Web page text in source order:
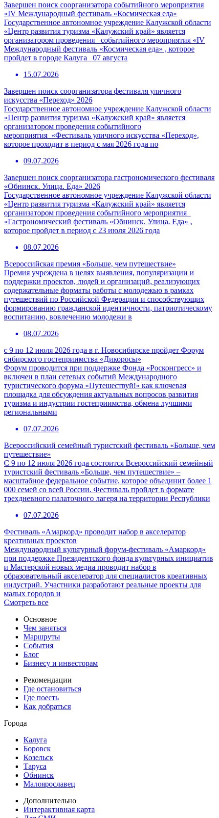
Завершен поиск соорганизатора событийного мероприятия
«IV Международный фестиваль «Космическая еда»
Государственное автономное учреждение Калужской области
«Центр развития туризма «Калужский край» является
организатором проведения событийного мероприятия «IV
Международный фестиваль «Космическая еда» , которое
пройдет в городе Калуга 07 августа
15.07.2026
Завершен поиск соорганизатора фестиваля уличного
искусства «Переход» 2026
Государственное автономное учреждение Калужской области
«Центр развития туризма «Калужский край» является
организатором проведения событийного
мероприятия «Фестиваль уличного искусства «Переход»,
которое проходит в период с мая 2026 года по
09.07.2026
Завершен поиск соорганизатора гастрономического фестиваля
«Обнинск. Улица. Еда» 2026
Государственное автономное учреждение Калужской области
«Центр развития туризма «Калужский край» является
организатором проведения событийного мероприятия
«Гастрономический фестиваль «Обнинск. Улица. Еда» ,
которое пройдет в период с 23 июля 2026 года
08.07.2026
Всероссийская премия «Больше, чем путешествие»
Премия учреждена в целях выявления, популяризации и
поддержки проектов, людей и организаций, реализующих
содержательные форматы работы с молодежью в рамках
путешествий по Российской Федерации и способствующих
формированию гражданской идентичности, патриотическому
воспитанию, вовлечению молодежи в
08.07.2026
с 9 по 12 июля 2026 года в г. Новосибирске пройдет Форум
сибирского гостеприимства «Дикоросы»
Форум проводится при поддержке Фонда «Росконгресс» и
включен в план сетевых событий Международного
туристического форума «Путешествуй!» как ключевая
площадка для обсуждения актуальных вопросов развития
туризма и индустрии гостеприимства, обмена лучшими
региональными
07.07.2026
Всероссийский семейный туристский фестиваль «Больше, чем
путешествие»
С 9 по 12 июля 2026 года состоится Всероссийский семейный
туристский фестиваль «Больше, чем путешествие» –
масштабное федеральное событие, которое объединит более 1
000 семей со всей России. Фестиваль пройдет в формате
трехдневного палаточного лагеря на территории Республики
07.07.2026
Фестиваль «Амаркорд» проводит набор в акселератор
креативных проектов
Международный культурный форум-фестиваль «Амаркорд»
при поддержке Президентского фонда культурных инициатив
и Мастерской новых медиа проводит набор в
образовательный акселератор для специалистов креативных
индустрий. Участники разработают реальные проекты для
малых городов и
Смотреть все
Основное
Чем заняться
Маршруты
События
Блог
Бизнесу и инвесторам
Рекомендации
Где остановиться
Где поесть
Как добраться
Города
Калуга
Боровск
Козельск
Таруса
Обнинск
Малоярославец
Дополнительно
Интерактивная карта